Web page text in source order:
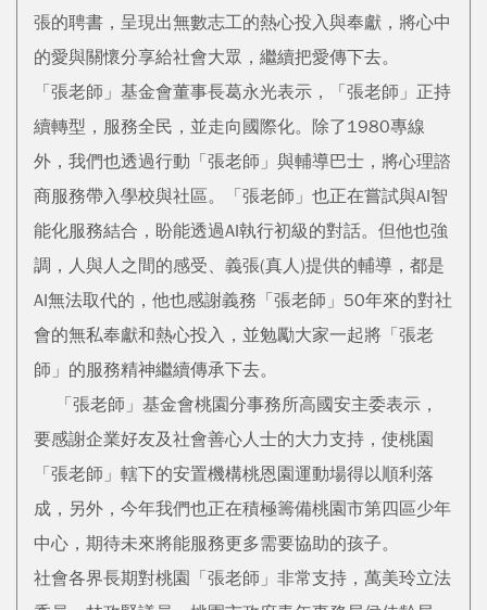
張的聘書，呈現出無數志工的熱心投入與奉獻，將心中
的愛與關懷分享給社會大眾，繼續把愛傳下去。
「張老師」基金會董事長葛永光表示，「張老師」正持
續轉型，服務全民，並走向國際化。除了1980專線
外，我們也透過行動「張老師」與輔導巴士，將心理諮
商服務帶入學校與社區。「張老師」也正在嘗試與AI智
能化服務結合，盼能透過AI執行初級的對話。但他也強
調，人與人之間的感受、義張(真人)提供的輔導，都是
AI無法取代的，他也感謝義務「張老師」50年來的對社
會的無私奉獻和熱心投入，並勉勵大家一起將「張老
師」的服務精神繼續傳承下去。
「張老師」基金會桃園分事務所高國安主委表示，
要感謝企業好友及社會善心人士的大力支持，使桃園
「張老師」轄下的安置機構桃恩園運動場得以順利落
成，另外，今年我們也正在積極籌備桃園市第四區少年
中心，期待未來將能服務更多需要協助的孩子。
社會各界長期對桃園「張老師」非常支持，萬美玲立法